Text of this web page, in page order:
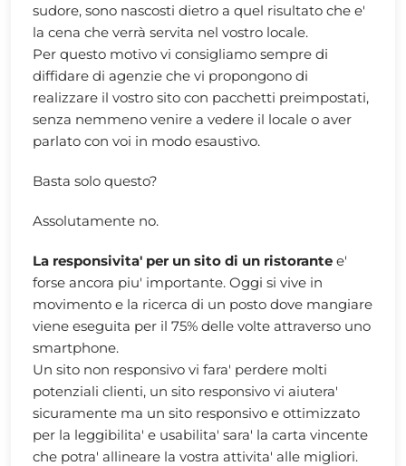
sudore, sono nascosti dietro a quel risultato che e'
la cena che verrà servita nel vostro locale.
Per questo motivo vi consigliamo sempre di
diffidare di agenzie che vi propongono di
realizzare il vostro sito con pacchetti preimpostati,
senza nemmeno venire a vedere il locale o aver
parlato con voi in modo esaustivo.
Basta solo questo?
Assolutamente no.
La responsivita' per un sito di un ristorante e'
forse ancora piu' importante. Oggi si vive in
movimento e la ricerca di un posto dove mangiare
viene eseguita per il 75% delle volte attraverso uno
smartphone.
Un sito non responsivo vi fara' perdere molti
potenziali clienti, un sito responsivo vi aiutera'
sicuramente ma un sito responsivo e ottimizzato
per la leggibilita' e usabilita' sara' la carta vincente
che potra' allineare la vostra attivita' alle migliori.